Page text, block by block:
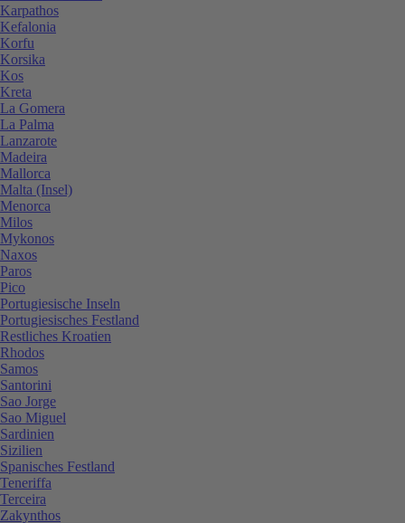
Karpathos
Kefalonia
Korfu
Korsika
Kos
Kreta
La Gomera
La Palma
Lanzarote
Madeira
Mallorca
Malta (Insel)
Menorca
Milos
Mykonos
Naxos
Paros
Pico
Portugiesische Inseln
Portugiesisches Festland
Restliches Kroatien
Rhodos
Samos
Santorini
Sao Jorge
Sao Miguel
Sardinien
Sizilien
Spanisches Festland
Teneriffa
Terceira
Zakynthos